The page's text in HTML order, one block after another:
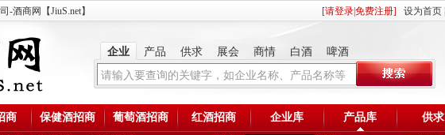
-酒商网【JiuS.net】 [请登录免费注册] 设为首页
企业 产品 供求 展会 商情 白酒 啤酒
商 保健酒招商 葡萄酒招商 红酒招商 企业库 产品库 供求